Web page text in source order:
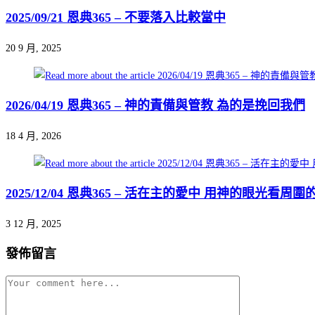
2025/09/21 恩典365 – 不要落入比較當中
20 9 月, 2025
2026/04/19 恩典365 – 神的責備與管教 為的是挽回我們
18 4 月, 2026
2025/12/04 恩典365 – 活在主的愛中 用神的眼光看周圍
3 12 月, 2025
發佈留言